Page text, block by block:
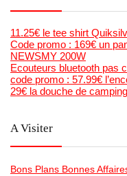
11.25€ le tee shirt
Code promo : 169€ un
NEWSMY 200W
Ecouteurs bluetooth pas
code promo : 57.99€
29€ la douche de
A Visiter
Bons Plans Bonnes